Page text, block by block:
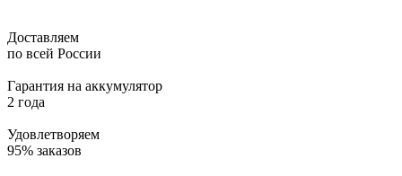
Доставляем
по всей России
Гарантия на аккумулятор
2 года
Удовлетворяем
95% заказов